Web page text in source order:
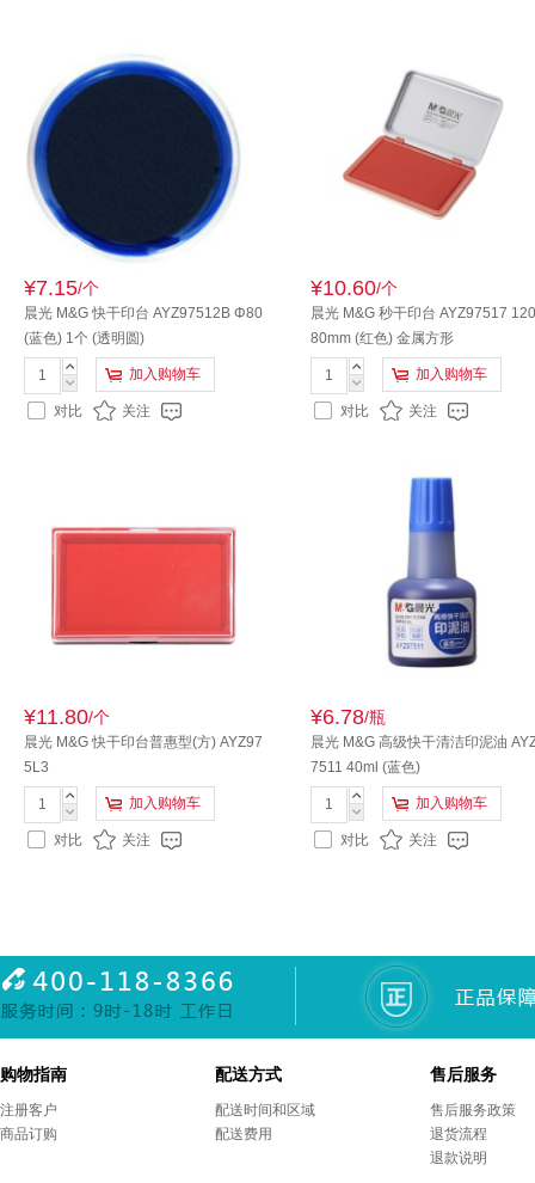
¥7.15/个
晨光 M&G 快干印台 AYZ97512B Φ80
(蓝色) 1个 (透明圆)
加入购物车
对比 关注
¥10.60/个
晨光 M&G 秒干印台 AYZ97517
80mm (红色) 金属方形
加入购物车
对比 关注
¥11.80/个
晨光 M&G 快干印台普惠型(方) AYZ97
5L3
加入购物车
对比 关注
¥6.78/瓶
晨光 M&G 高级快干清洁印泥油
7511 40ml (蓝色)
加入购物车
对比 关注
购物指南
注册客户
商品订购
配送方式
配送时间和区域
配送费用
售后服务
售后服务政策
退货流程
退款说明